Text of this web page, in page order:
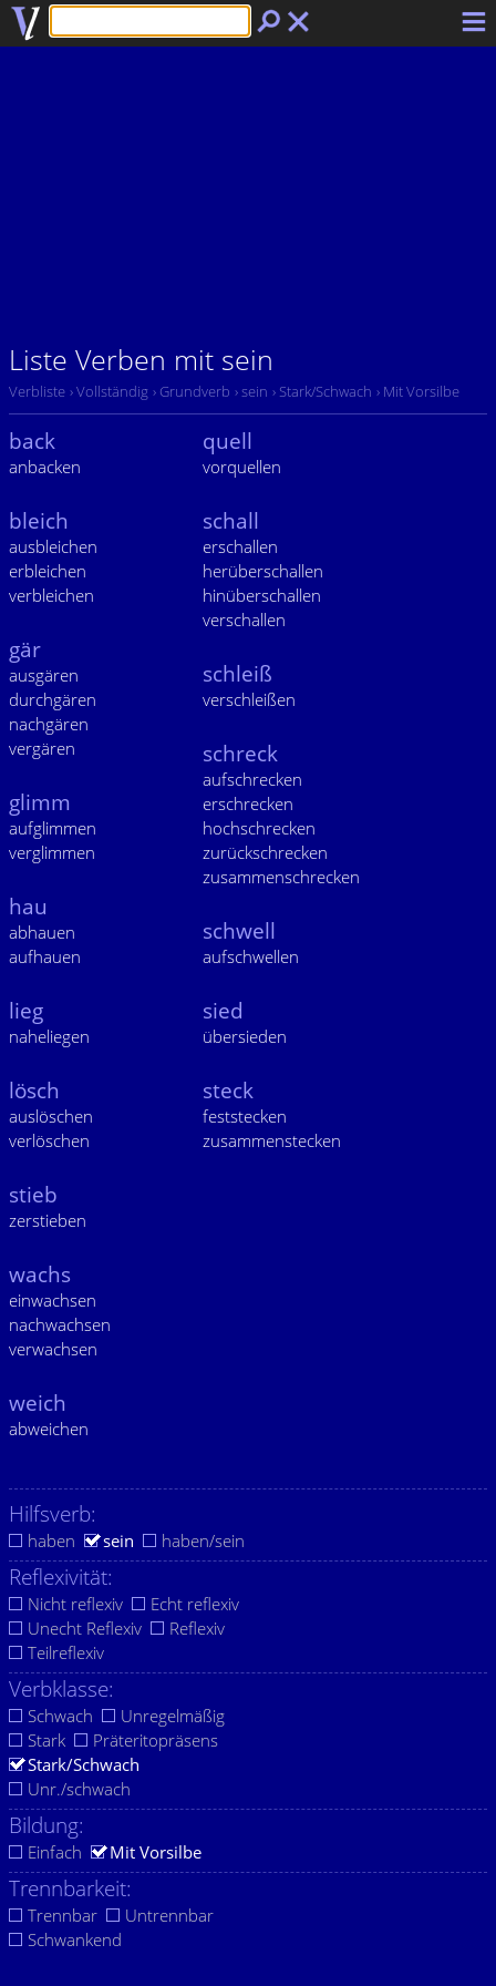
Liste Verben mit sein
Verbliste › Vollständig › Grundverb › sein › Stark/Schwach › Mit Vorsilbe
back
anbacken
bleich
ausbleichen
erbleichen
verbleichen
gär
ausgären
durchgären
nachgären
vergären
glimm
aufglimmen
verglimmen
hau
abhauen
aufhauen
lieg
naheliegen
lösch
auslöschen
verlöschen
quell
vorquellen
schall
erschallen
herüberschallen
hinüberschallen
verschallen
schleiß
verschleißen
schreck
aufschrecken
erschrecken
hochschrecken
zurückschrecken
zusammenschrecken
schwell
aufschwellen
sied
übersieden
steck
feststecken
zusammenstecken
stieb
zerstieben
wachs
einwachsen
nachwachsen
verwachsen
weich
abweichen
Hilfsverb:
haben sein haben/sein
Reflexivität:
Nicht reflexiv
Echt reflexiv
Unecht Reflexiv
Reflexiv
Teilreflexiv
Verbklasse:
Schwach
Unregelmäßig
Stark
Präteritopräsens
Stark/Schwach
Unr./schwach
Bildung:
Einfach Mit Vorsilbe
Trennbarkeit:
Trennbar
Untrennbar
Schwankend